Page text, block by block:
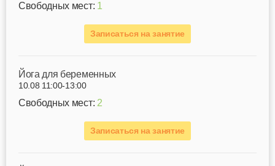
Свободных мест: 1
Записаться на занятие
Йога для беременных
10.08 11:00-13:00
Свободных мест: 2
Записаться на занятие